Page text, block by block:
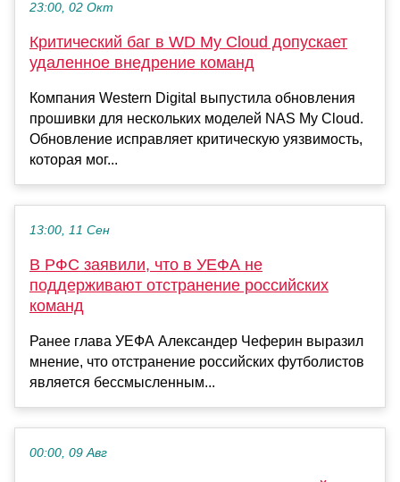
23:00, 02 Окт
Критический баг в WD My Cloud допускает
удаленное внедрение команд
Компания Western Digital выпустила обновления
прошивки для нескольких моделей NAS My Cloud.
Обновление исправляет критическую уязвимость,
которая мог...
13:00, 11 Сен
В РФС заявили, что в УЕФА не
поддерживают отстранение российских
команд
Ранее глава УЕФА Александер Чеферин выразил
мнение, что отстранение российских футболистов
является бессмысленным...
00:00, 09 Авг